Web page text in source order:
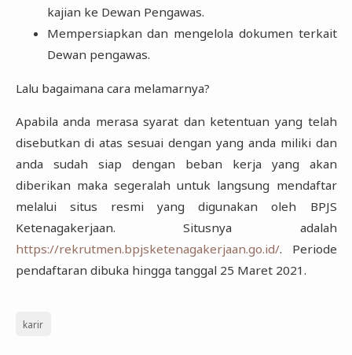
kajian ke Dewan Pengawas.
Mempersiapkan dan mengelola dokumen terkait
Dewan pengawas.
Lalu bagaimana cara melamarnya?
Apabila anda merasa syarat dan ketentuan yang telah
disebutkan di atas sesuai dengan yang anda miliki dan
anda sudah siap dengan beban kerja yang akan
diberikan maka segeralah untuk langsung mendaftar
melalui situs resmi yang digunakan oleh BPJS
Ketenagakerjaan. Situsnya adalah
https://rekrutmen.bpjsketenagakerjaan.go.id/. Periode
pendaftaran dibuka hingga tanggal 25 Maret 2021.
karir